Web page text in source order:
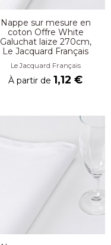
Nappe sur mesure en
coton Offre White
Galuchat laize 270cm,
Le Jacquard Français
Le Jacquard Français
À partir de1,12 €